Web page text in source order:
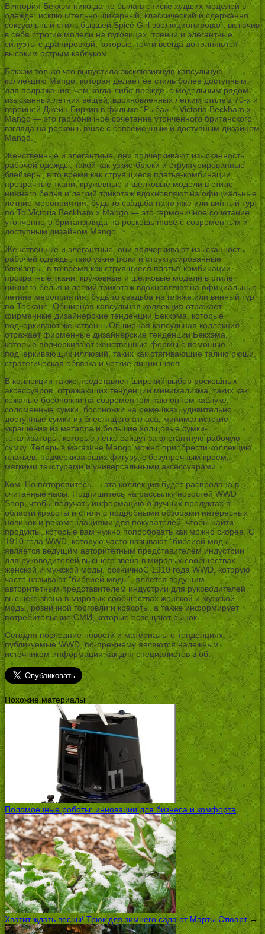
Виктория Бекхэм никогда не была в списке худших моделей в
одежде: исключительно шикарный, классический и сдержанно
сексуальный стиль бывшей Spice Girl эволюционировал, включив
в себя строгие модели на пуговицах, тренчи и элегантные
силуэты с драпировкой, которые почти всегда дополняются
высоким острым каблуком.
Бекхэм только что выпустила эксклюзивную капсульную
коллекцию Mango, которая делает ее стиль более доступным
для подражания, чем когда-либо прежде, с модельным рядом
изысканных летних вещей, вдохновленных легким стилем 70-х и
героиней Джейн Биркин в фильме “Рыба». ” Victoria Beckham x
Mango — это гармоничное сочетание утонченного британского
взгляда на роскошь muse с современным и доступным дизайном
Mango.
Женственные и элегантные, они подчеркивают изысканность
рабочей одежды, такой как узкие брюки и структурированные
блейзеры, в то время как струящиеся платья-комбинации,
прозрачные ткани, кружевные и шелковые модели в стиле
нижнего белья и легкий трикотаж вдохновляют на официальные
летние мероприятия, будь то свадьба на пляже или винный тур
по То Victoria Beckham x Mango — это гармоничное сочетание
утонченного британзгляда на роскошь muse с современным и
доступным дизайном Mango.
Женственные и элегантные, они подчеркивают изысканность
рабочей одежды, тако узкие рюки и структурированные
блейзеры, в то время как струящиеся платья-комбинации,
прозрачные ткани, кружевные и шелковые модели в стиле
нижнего белья и легкий трикотаж вдохновляют на официальные
летние мероприятия, будь то свадьба на пляже или винный тур
по Тоскане. Обширная капсульная коллекция отражает
фирменные дизайнерские тенденции Бекхэма, которые
подчеркивают женственныОбширная капсульная коллекция
отражает фирменные дизайнерские тенденции Бекхэма,
которые подчеркивают женственные формы с помощью
подчеркивающих иллюзий, таких как стягивающие талию рюши,
стратегическая обвязка и четкие линии швов.
В коллекции также представлен широкий выбор роскошных
аксессуаров, отражающих тенденции минимализма, таких как
кожаные босоножки на современном наклонном каблуке,
соломенные сумки, босоножки на ремешках, удивительно
доступные сумки из блестящего атласа, минималистские
украшения из металла и большие холщовые сумки-
тотализаторы, которые легко сойдут за элегантную рабочую
сумку. Теперь в магазине Mango можно приобрести коллекцию
платьев, подчеркивающих фигуру, с безупречным кроем,
мягкими текстурами и универсальными аксессуарами.
Ком. Но поторопитесь — эта коллекция будет распродана в
считанные часы. Подпишитесь на рассылку новостей WWD
Shop, чтобы получать информацию о лучших продуктах в
области красоты и стиля с подробными обзорами интересных
новинок и рекомендациями для покупателей, чтобы найти
продукты, которые вам нужно попробовать как можно скорее. С
1910 года WWD, которую часто называют “библией моды”,
является ведущим авторитетным представителем индустрии
для руководителей высшего звена в мировых сообществах
женской и мужской моды, розничноС 1910 года WWD, которую
часто называют “библией моды”, яляется ведущим
авторитетным представителем индустрии для руководителей
высшего звена в мировых сообществах женской и мужской
моды, розничной торговли и красоты, а также информирует
потребительские СМИ, которые освещают рынок.
Сегодня последние новости и материалы о тенденциях,
публикуемые WWD, по-прежнему являются надежным
источником информации как для специалистов в об.
Похожие материалы
Поломоечные роботы: инновации для бизнеса и комфорта→
Хватит ждать весны! Трюк для зимнего сада от Марты Стюарт→